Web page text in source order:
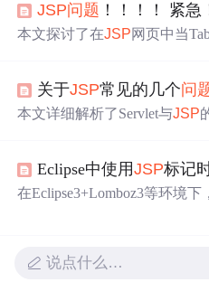
JSP问题 ！！！！ 紧急
本文探讨了在JSP网页中当
关于JSP常见的几个问
本文详细解析了Servlet与JSP
Eclipse中使用JSP标记
在Eclipse3+Lomboz3等环境
说点什么…